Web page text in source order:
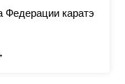
Федерации каратэ